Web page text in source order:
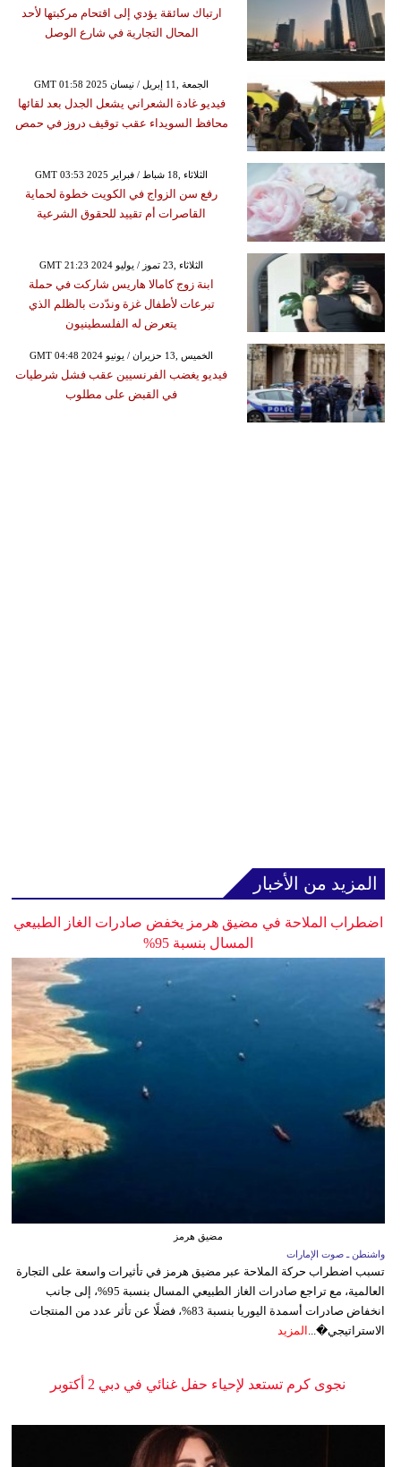
ارتباك سائقة يؤدي إلى اقتحام مركبتها لأحد
المحال التجارية في شارع الوصل
GMT 01:58 2025 الجمعة ,11 إبريل / نيسان
فيديو غادة الشعراني يشعل الجدل بعد لقائها
محافظ السويداء عقب توقيف دروز في حمص
GMT 03:53 2025 الثلاثاء ,18 شباط / فبراير
رفع سن الزواج في الكويت خطوة لحماية
القاصرات أم تقييد للحقوق الشرعية
GMT 21:23 2024 الثلاثاء ,23 تموز / يوليو
ابنة زوج كامالا هاريس شاركت في حملة
تبرعات لأطفال غزة وندّدت بالظلم الذي
يتعرض له الفلسطينيون
GMT 04:48 2024 الخميس ,13 حزيران / يونيو
فيديو يغضب الفرنسيين عقب فشل شرطيات
في القبض على مطلوب
المزيد من الأخبار
اضطراب الملاحة في مضيق هرمز يخفض صادرات الغاز الطبيعي
المسال بنسبة 95%
مضيق هرمز
واشنطن ـ صوت الإمارات
تسبب اضطراب حركة الملاحة عبر مضيق هرمز في تأثيرات واسعة على التجارة
العالمية، مع تراجع صادرات الغاز الطبيعي المسال بنسبة 95%، إلى جانب
انخفاض صادرات أسمدة اليوريا بنسبة 83%، فضلًا عن تأثر عدد من المنتجات
الاستراتيجي�... المزيد
نجوى كرم تستعد لإحياء حفل غنائي في دبي 2 أكتوبر